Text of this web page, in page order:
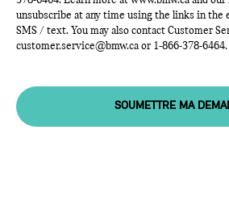
unsubscribe at any time using the links in the
SMS / text. You may also contact Customer
customer.service@bmw.ca or 1-866-378-6464.
SOUMETTRE MA